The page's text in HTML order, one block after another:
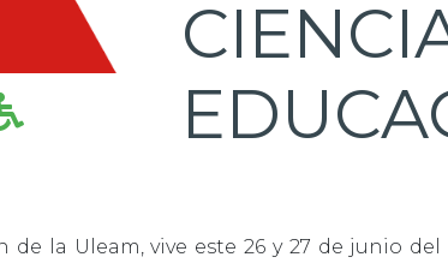
de la Uleam, vive este 26 y 27 de junio